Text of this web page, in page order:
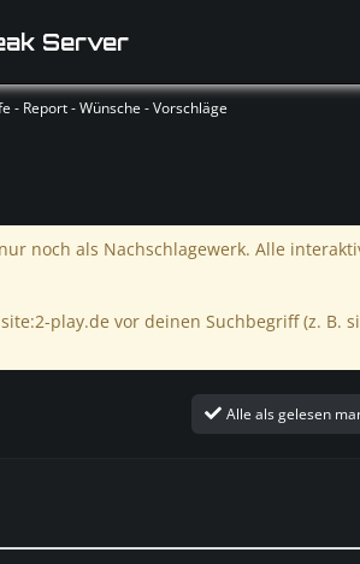
Server
- Report - Wünsche - Vorschläge
noch als Nachschlagewerk. Alle
play.de vor deinen Suchbegriff (z. B.
Alle als gelesen